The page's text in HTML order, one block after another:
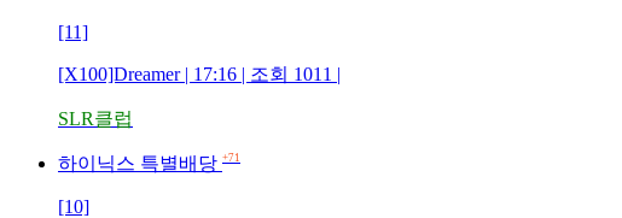
[11]
[X100]Dreamer | 17:16 | 조회 1011 |
SLR클럽
하이닉스 특별배당 +71
[10]